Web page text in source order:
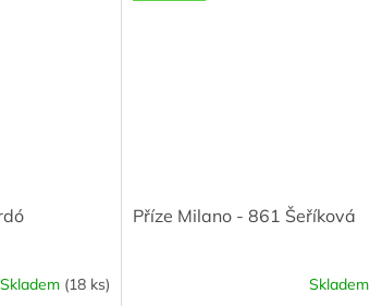
Skladem (18 ks)
Příze Milano - 861 Šeříková
Skladem